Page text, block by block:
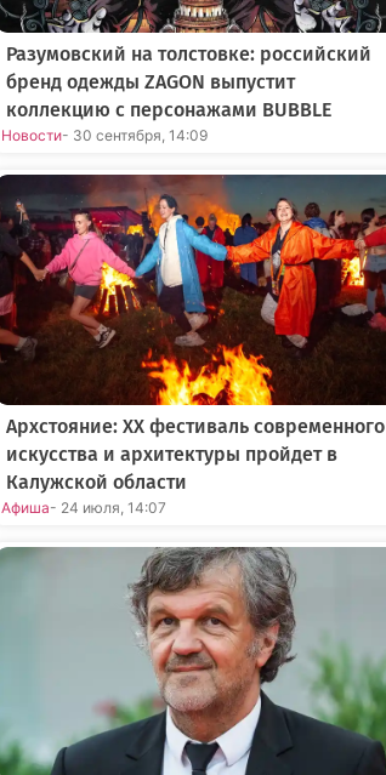
Разумовский на толстовке: российский
бренд одежды ZAGON выпустит
коллекцию с персонажами BUBBLE
Новости- 30 сентября, 14:09
Архстояние: XX фестиваль современного
искусства и архитектуры пройдет в
Калужской области
Афиша- 24 июля, 14:07